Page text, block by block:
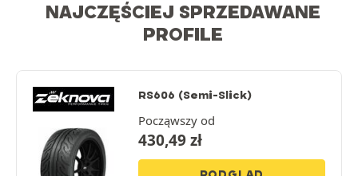
NAJCZĘŚCIEJ SPRZEDAWANE
PROFILE
RS606 (Semi-Slick)
Począwszy od
430,49zł